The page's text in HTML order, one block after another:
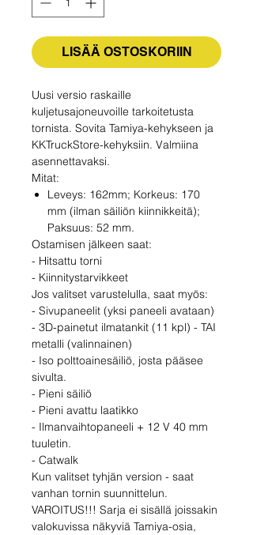
LISÄÄ OSTOSKORIIN
Uusi versio raskaille
kuljetusajoneuvoille tarkoitetusta
tornista. Sovita Tamiya-kehykseen ja
KKTruckStore-kehyksiin. Valmiina
asennettavaksi.
Mitat:
Leveys: 162mm; Korkeus: 170
mm (ilman säiliön kiinnikkeitä);
Paksuus: 52 mm.
Ostamisen jälkeen saat:
- Hitsattu torni
- Kiinnitystarvikkeet
Jos valitset varustelulla, saat myös:
- Sivupaneelit (yksi paneeli avataan)
- 3D-painetut ilmatankit (11 kpl) - TAI
metalli (valinnainen)
- Iso polttoainesäiliö, josta pääsee
sivulta.
- Pieni säiliö
- Pieni avattu laatikko
- Ilmanvaihtopaneeli + 12 V 40 mm
tuuletin.
- Catwalk
Kun valitset tyhjän version - saat
vanhan tornin suunnittelun.
VAROITUS!!! Sarja ei sisällä joissakin
valokuvissa näkyviä Tamiya-osia,